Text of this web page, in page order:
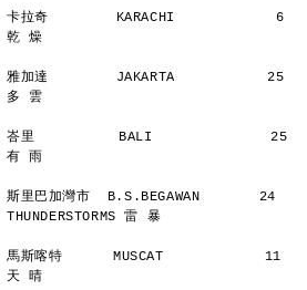
卡拉奇        KARACHI            6
乾 燥
雅加達        JAKARTA           25
多 雲
峇里          BALI              25
有 雨
斯里巴加灣市  B.S.BEGAWAN       24
THUNDERSTORMS 雷 暴
馬斯喀特      MUSCAT            11
天 晴